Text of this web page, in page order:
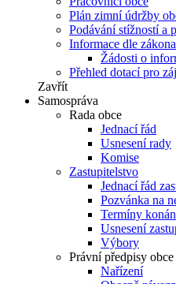
Plán zimní údržby
Podávání stížností a
Informace dle
Žádosti o
Přehled dotací pro
Zavřít
Samospráva
Rada obce
Jednací řád
Usnesení rady
Komise
Zastupitelstvo
Jednací řád
Pozvánka na
Termíny
Usnesení
Výbory
Právní předpisy obce
Nařízení